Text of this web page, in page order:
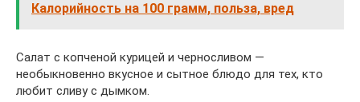
Калорийность на 100 грамм, польза, вред
Салат с копченой курицей и черносливом —
необыкновенно вкусное и сытное блюдо для тех, кто
любит сливу с дымком.